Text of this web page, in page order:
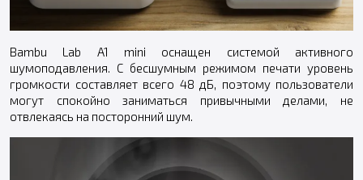
Bambu Lab A1 mini оснащен системой активного
шумоподавления. С бесшумным режимом печати уровень
громкости составляет всего 48 дБ, поэтому пользователи
могут спокойно заниматься привычными делами, не
отвлекаясь на посторонний шум.